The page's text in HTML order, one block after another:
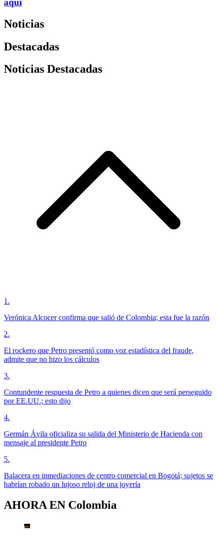
aquí
Noticias
Destacadas
Noticias Destacadas
1 .
Verónica Alcocer confirma que salió de Colombia; esta fue la razón
2.
El rockero que Petro presentó como voz estadística del fraude,
admite que no hizo los cálculos
3.
Contundente respuesta de Petro a quienes dicen que será perseguido
por EE.UU.; esto dijo
4.
Germán Ávila oficializa su salida del Ministerio de Hacienda con
mensaje al presidente Petro
5.
Balacera en inmediaciones de centro comercial en Bogotá; sujetos se
habrían robado un lujoso reloj de una joyería
AHORA EN Colombia